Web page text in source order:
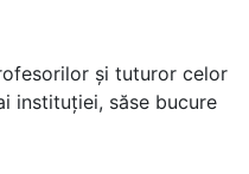
şi tuturor celor
instituţiei, săse bucure